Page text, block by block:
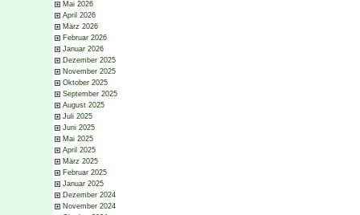
Mai 2026
April 2026
März 2026
Februar 2026
Januar 2026
Dezember 2025
November 2025
Oktober 2025
September 2025
August 2025
Juli 2025
Juni 2025
Mai 2025
April 2025
März 2025
Februar 2025
Januar 2025
Dezember 2024
November 2024